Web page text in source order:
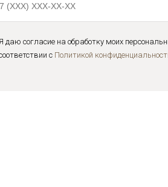
Я даю согласие на обработку моих
с Политикой